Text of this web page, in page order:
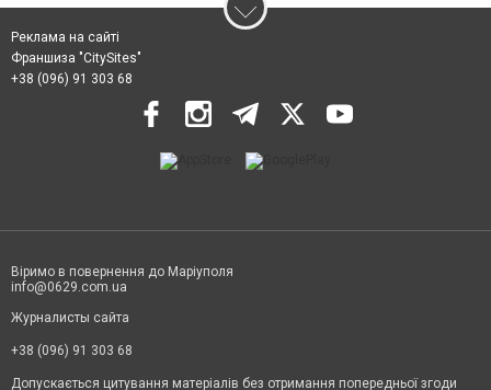
Реклама на сайті
Франшиза "CitySites"
+38 (096) 91 303 68
Віримо в повернення до Маріуполя
info@0629.com.ua
Журналисты сайта
+38 (096) 91 303 68
Допускається цитування матеріалів без отримання попередньої згоди